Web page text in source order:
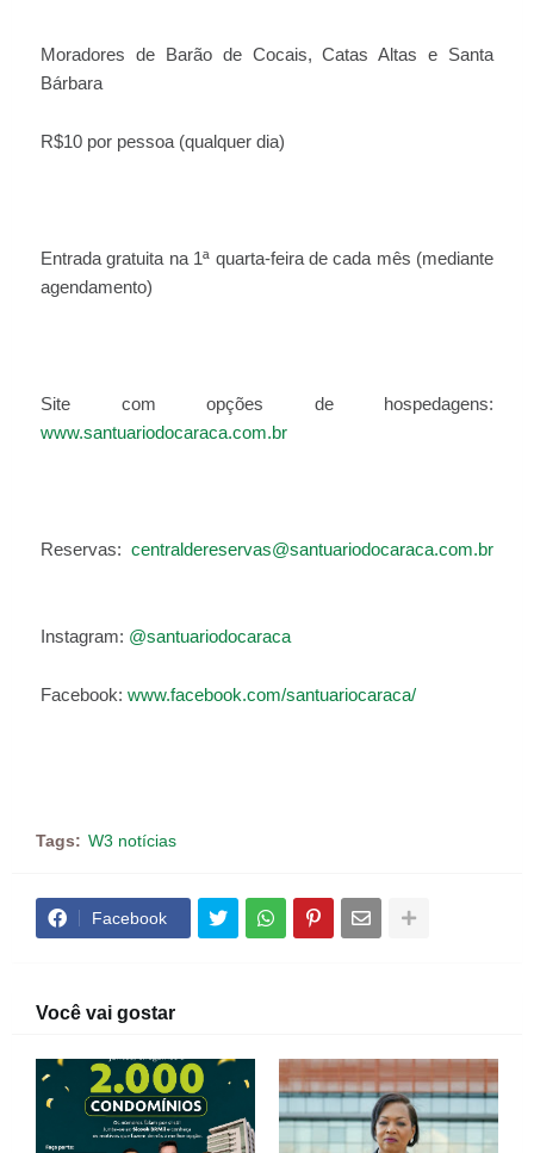
Moradores de Barão de Cocais, Catas Altas e Santa
Bárbara
R$10 por pessoa (qualquer dia)
Entrada gratuita na 1ª quarta-feira de cada mês (mediante
agendamento)
Site com opções de hospedagens:
www.santuariodocaraca.com.br
Reservas: centraldereservas@santuariodocaraca.com.br
Instagram: @santuariodocaraca
Facebook: www.facebook.com/santuariocaraca/
Tags: W3 notícias
Facebook
Você vai gostar